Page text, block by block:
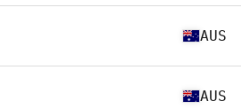
AUS
AUS